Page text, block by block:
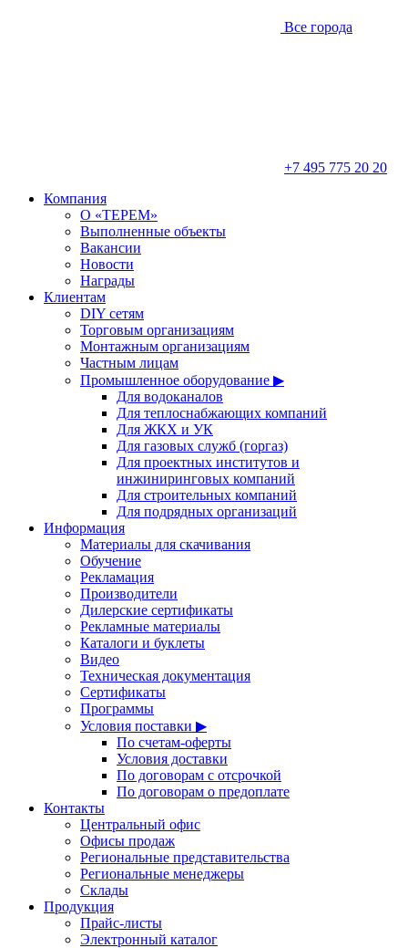
Все города
+7 495 775 20 20
Компания
О «ТЕРЕМ»
Выполненные объекты
Вакансии
Новости
Награды
Клиентам
DIY сетям
Торговым организациям
Монтажным организациям
Частным лицам
Промышленное оборудование ▶
Для водоканалов
Для теплоснабжающих компаний
Для ЖКХ и УК
Для газовых служб (горгаз)
Для проектных институтов и
инжиниринговых компаний
Для строительных компаний
Для подрядных организаций
Информация
Материалы для скачивания
Обучение
Рекламация
Производители
Дилерские сертификаты
Рекламные материалы
Каталоги и буклеты
Видео
Техническая документация
Сертификаты
Программы
Условия поставки ▶
По счетам-оферты
Условия доставки
По договорам с отсрочкой
По договорам о предоплате
Контакты
Центральный офис
Офисы продаж
Региональные представительства
Региональные менеджеры
Склады
Продукция
Прайс-листы
Электронный каталог